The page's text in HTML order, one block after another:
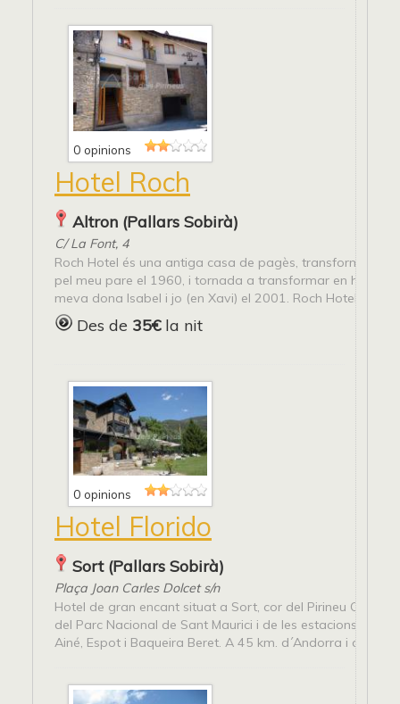
0 opinions
Hotel Roch
Altron (Pallars Sobirà)
C/ La Font, 4
Roch Hotel és una antiga casa de pagès, transformada
pel meu pare el 1960, i tornada a transformar en hotel
meva dona Isabel i jo (en Xavi) el 2001. Roch Hotel...
Des de 35€la nit
0 opinions
Hotel Florido
Sort (Pallars Sobirà)
Plaça Joan Carles Dolcet s/n
Hotel de gran encant situat a Sort, cor del Pirineu Català
del Parc Nacional de Sant Maurici i de les estacions
Ainé, Espot i Baqueira Beret. A 45 km. d´Andorra i centre...